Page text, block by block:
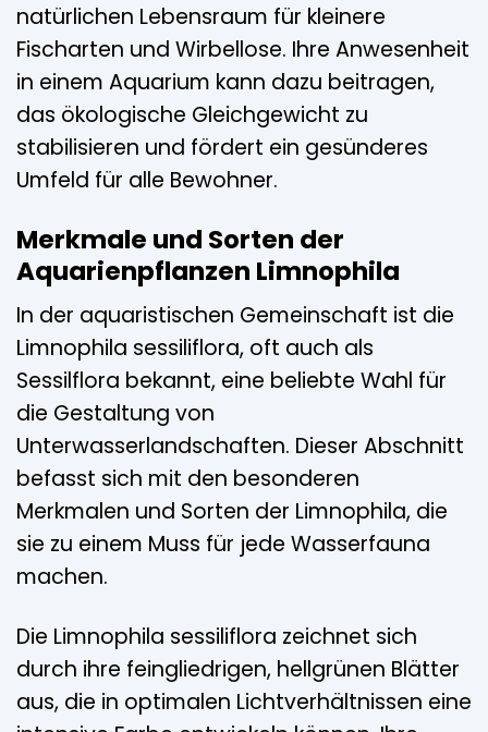
natürlichen Lebensraum für kleinere
Fischarten und Wirbellose. Ihre Anwesenheit
in einem Aquarium kann dazu beitragen,
das ökologische Gleichgewicht zu
stabilisieren und fördert ein gesünderes
Umfeld für alle Bewohner.
Merkmale und Sorten der
Aquarienpflanzen Limnophila
In der aquaristischen Gemeinschaft ist die
Limnophila sessiliflora, oft auch als
Sessilflora bekannt, eine beliebte Wahl für
die Gestaltung von
Unterwasserlandschaften. Dieser Abschnitt
befasst sich mit den besonderen
Merkmalen und Sorten der Limnophila, die
sie zu einem Muss für jede Wasserfauna
machen.
Die Limnophila sessiliflora zeichnet sich
durch ihre feingliedrigen, hellgrünen Blätter
aus, die in optimalen Lichtverhältnissen eine